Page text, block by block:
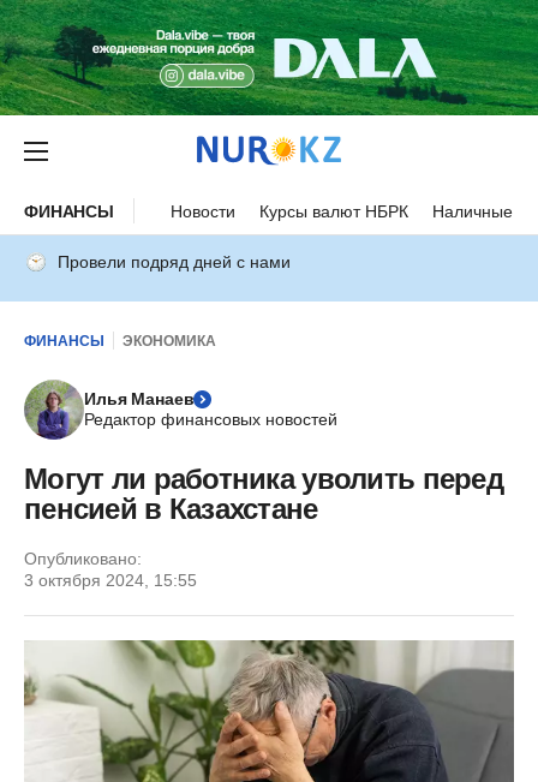
ФИНАНСЫ Новости Курсы валют НБРК Наличные
Провели подряд дней с нами
ФИНАНСЫ ЭКОНОМИКА
Илья Манаев
Редактор финансовых новостей
Могут ли работника уволить перед
пенсией в Казахстане
Опубликовано:
3 октября 2024, 15:55